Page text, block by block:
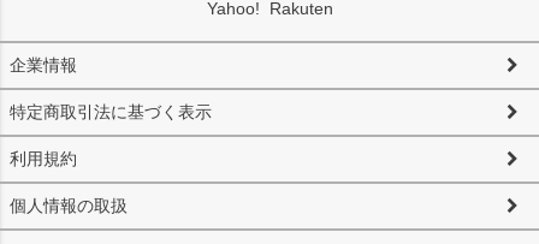
企業情報
特定商取引法に基づく表示
利用規約
個人情報の取扱
Yahoo! Rakuten